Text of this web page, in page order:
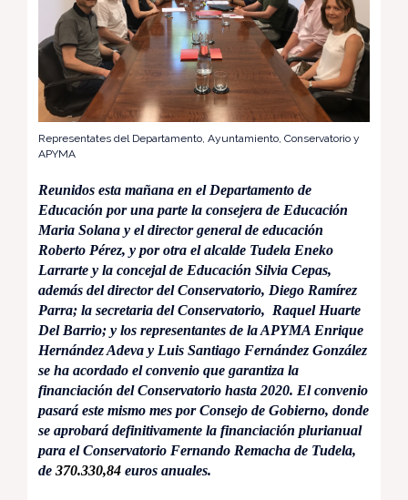
Representates del Departamento, Ayuntamiento, Conservatorio y
APYMA
Reunidos esta mañana en el Departamento de
Educación por una parte la consejera de Educación
Maria Solana y el director general de educación
Roberto Pérez, y por otra el alcalde Tudela Eneko
Larrarte y la concejal de Educación Silvia Cepas,
además del director del Conservatorio, Diego Ramírez
Parra; la secretaria del Conservatorio, Raquel Huarte
Del Barrio; y los representantes de la APYMA Enrique
Hernández Adeva y Luis Santiago Fernández González
se ha acordado el convenio que garantiza la
financiación del Conservatorio hasta 2020. El convenio
pasará este mismo mes por Consejo de Gobierno, donde
se aprobará definitivamente la financiación plurianual
para el Conservatorio Fernando Remacha de Tudela,
de 370.330,84 euros anuales.